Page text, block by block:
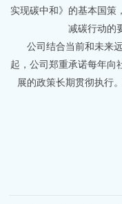
实现碳中和》的基本国策
减碳行动的
公司结合当前和未来
起，公司郑重承诺每年向
展的政策长期贯彻执行